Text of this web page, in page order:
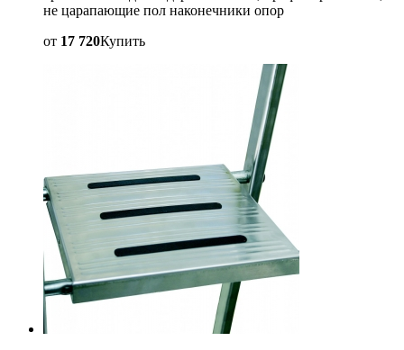
не царапающие пол наконечники опор
от 17 720Купить